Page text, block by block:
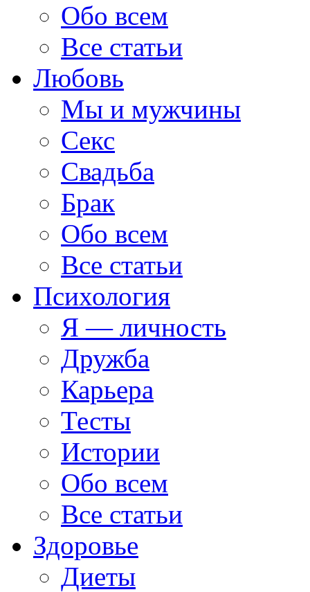
Обо всем
Все статьи
Любовь
Мы и мужчины
Секс
Свадьба
Брак
Обо всем
Все статьи
Психология
Я — личность
Дружба
Карьера
Тесты
Истории
Обо всем
Все статьи
Здоровье
Диеты